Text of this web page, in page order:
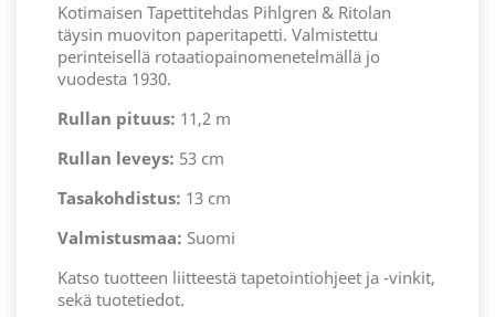
Kotimaisen Tapettitehdas Pihlgren & Ritolan
täysin muoviton paperitapetti. Valmistettu
perinteisellä rotaatiopainomenetelmällä jo
vuodesta 1930.
Rullan pituus: 11,2 m
Rullan leveys: 53 cm
Tasakohdistus: 13 cm
Valmistusmaa: Suomi
Katso tuotteen liitteestä tapetointiohjeet ja -vinkit,
sekä tuotetiedot.